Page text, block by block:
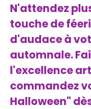
N'attendez
touche de
d'audace à
automnale.
l'excellence
commandez
Halloween"